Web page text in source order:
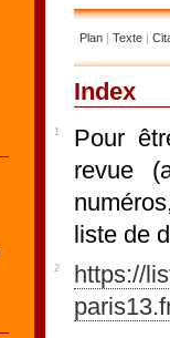
Plan| Texte|
Index
1 Pour
revue
liste de
2
https://